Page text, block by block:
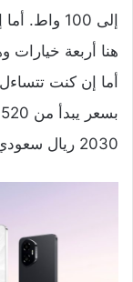
إلى 100
هنا أربعة خيارات
أما إن كنت
2030 ريال سعودي).